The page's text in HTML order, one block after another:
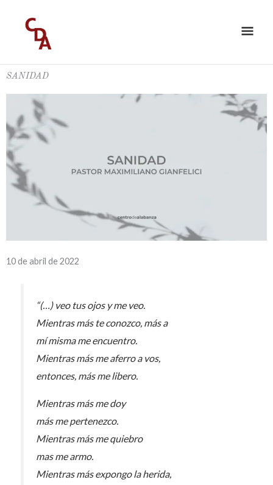
contenido
SANIDAD
10 de abril de 2022
“(…) veo tus ojos y me veo.
Mientras más te conozco, más a
mí misma me encuentro.
Mientras más me aferro a vos,
entonces, más me libero.
Mientras más me doy
más me pertenezco.
Mientras más me quiebro
mas me armo.
Mientras más expongo la herida,